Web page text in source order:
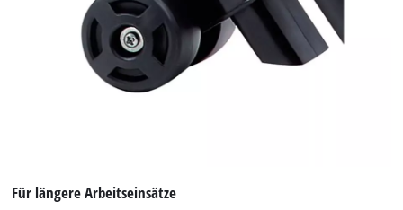
Für längere Arbeitseinsätze